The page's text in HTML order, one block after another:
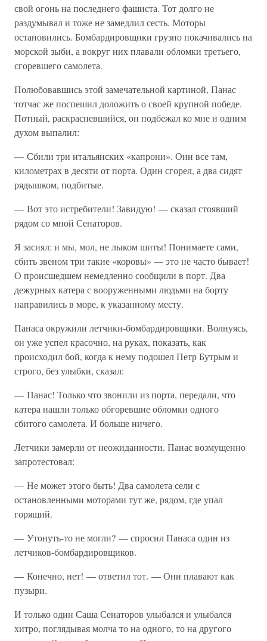
свой огонь на последнего фашиста. Тот долго не
раздумывал и тоже не замедлил сесть. Моторы
остановились. Бомбардировщики грузно покачивались на
морской зыби, а вокруг них плавали обломки третьего,
сгоревшего самолета.
Полюбовавшись этой замечательной картиной, Панас
тотчас же поспешил доложить о своей крупной победе.
Потный, раскрасневшийся, он подбежал ко мне и одним
духом выпалил:
— Сбили три итальянских «капрони». Они все там,
километрах в десяти от порта. Один сгорел, а два сидят
рядышком, подбитые.
— Вот это истребители! Завидую! — сказал стоявший
рядом со мной Сенаторов.
Я засиял: и мы, мол, не лыком шиты! Понимаете сами,
сбить звеном три такие «коровы» — это не часто бывает!
О происшедшем немедленно сообщили в порт. Два
дежурных катера с вооруженными людьми на борту
направились в море, к указанному месту.
Панаса окружили летчики-бомбардировщики. Волнуясь,
он уже успел красочно, на руках, показать, как
происходил бой, когда к нему подошел Петр Бутрым и
строго, без улыбки, сказал:
— Панас! Только что звонили из порта, передали, что
катера нашли только обгоревшие обломки одного
сбитого самолета. И больше ничего.
Летчики замерли от неожиданности. Панас возмущенно
запротестовал:
— Не может этого быть! Два самолета сели с
остановленными моторами тут же, рядом, где упал
горящий.
— Утонуть-то не могли? — спросил Панаса один из
летчиков-бомбардировщиков.
— Конечно, нет! — ответил тот. — Они плавают как
пузыри.
И только один Саша Сенаторов улыбался и улыбался
хитро, поглядывая молча то на одного, то на другого